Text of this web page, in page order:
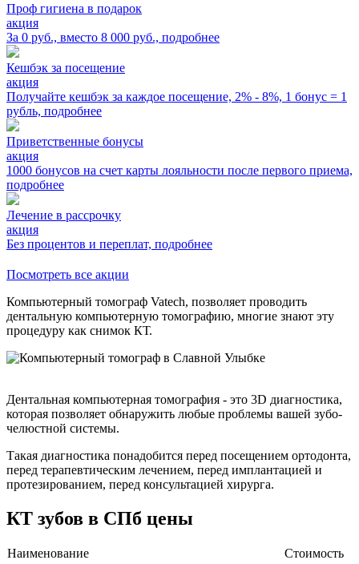
Проф гигиена в подарок
акция
За 0 руб., вместо 8 000 руб., подробнее
Кешбэк за посещение
акция
Получайте кешбэк за каждое посещение, 2% - 8%, 1 бонус = 1
рубль, подробнее
Приветственные бонусы
акция
1000 бонусов на счет карты лояльности после первого приема,
подробнее
Лечение в рассрочку
акция
Без процентов и переплат, подробнее
Посмотреть все акции
Компьютерный томограф Vatech, позволяет проводить
дентальную компьютерную томографию, многие знают эту
процедуру как снимок КТ.
Дентальная компьютерная томография - это 3D диагностика,
которая позволяет обнаружить любые проблемы вашей зубо-
челюстной системы.
Такая диагностика понадобится перед посещением ортодонта,
перед терапевтическим лечением, перед имплантацией и
протезированием, перед консультацией хирурга.
КТ зубов в СПб цены
Наименование
Стоимость